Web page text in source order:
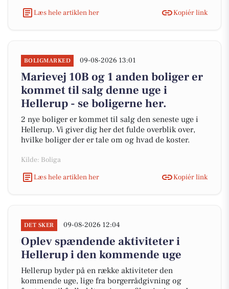
Læs hele artiklen her Kopiér link
BOLIGMARKED 09-08-2026 13:01
Marievej 10B og 1 anden boliger er
kommet til salg denne uge i
Hellerup - se boligerne her.
2 nye boliger er kommet til salg den seneste uge i
Hellerup. Vi giver dig her det fulde overblik over,
hvilke boliger der er tale om og hvad de koster.
Kilde: Boliga
Læs hele artiklen her
Kopiér link
DET SKER 09-08-2026 12:04
Oplev spændende aktiviteter i
Hellerup i den kommende uge
Hellerup byder på en række aktiviteter den
kommende uge, lige fra borgerrådgivning og